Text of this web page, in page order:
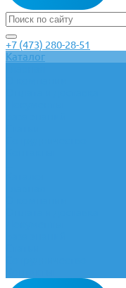
+7 (473) 280-28-51
Каталог